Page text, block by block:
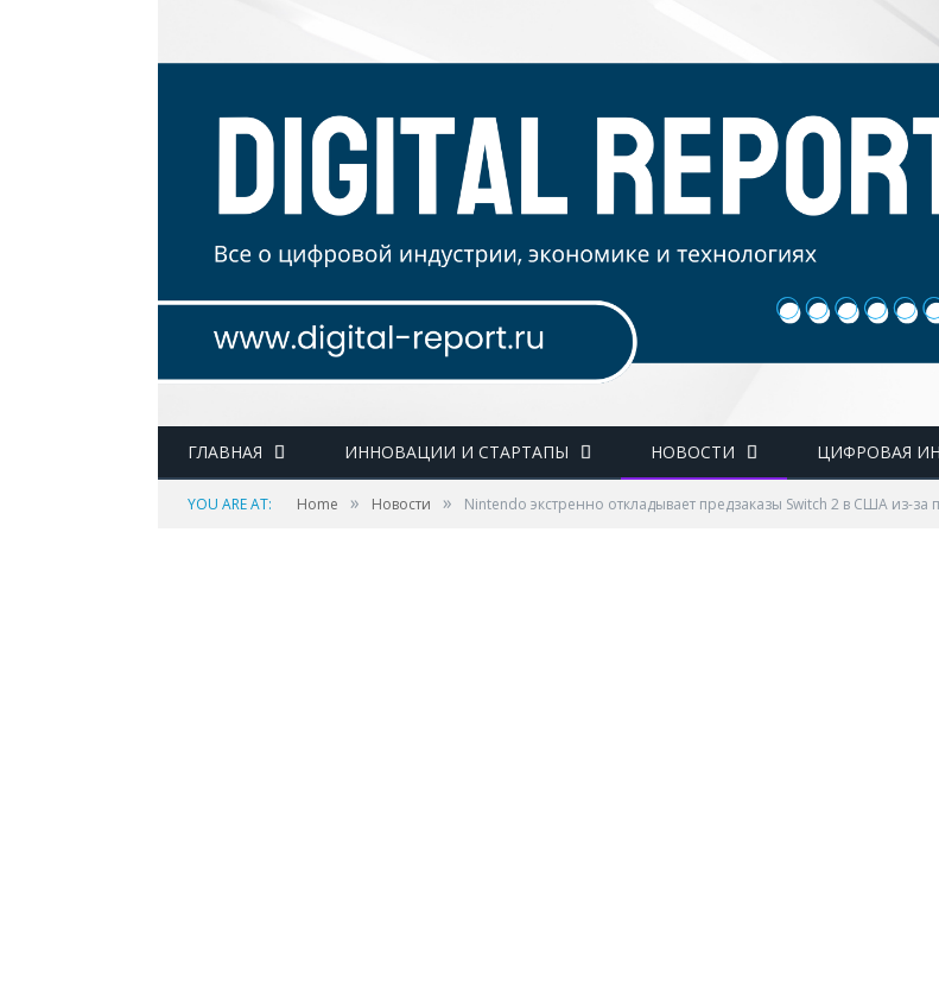
ГЛАВНАЯ ИННОВАЦИИ И СТАРТАПЫ НОВОСТИ ЦИФРОВАЯ
YOU ARE AT: Home » Новости » Nintendo экстренно откладывает предзаказы Switch 2 в США из-